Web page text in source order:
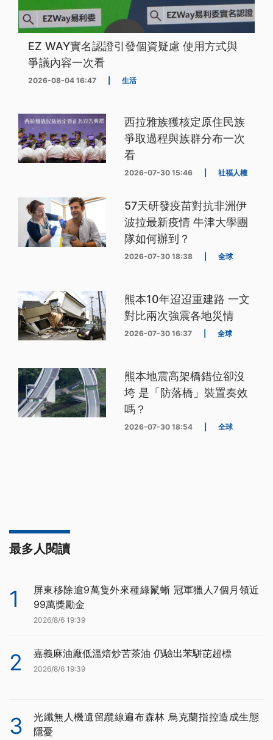
EZ WAY實名認證引發個資疑慮 使用方式與
爭議內容一次看
2026-08-04 16:47 生活
西拉雅族獲核定原住民族
爭取過程與族群分布一次
看
2026-07-30 15:46 社福人權
57天研發疫苗對抗非洲伊
波拉最新疫情 牛津大學團
隊如何辦到？
2026-07-30 18:38 全球
熊本10年迢迢重建路 一文
對比兩次強震各地災情
2026-07-30 16:37 全球
熊本地震高架橋錯位卻沒
垮 是「防落橋」裝置奏效
嗎？
2026-07-30 18:54 全球
最多人閱讀
1
屏東移除逾9萬隻外來種綠鬣蜥 冠軍獵人7個月領近
99萬獎勵金
2026/8/6 19:39
2 嘉義麻油廠低溫焙炒苦茶油 仍驗出苯駢芘超標
2026/8/6 19:39
3
光纖無人機遺留纜線遍布森林 烏克蘭指控造成生態
隱憂